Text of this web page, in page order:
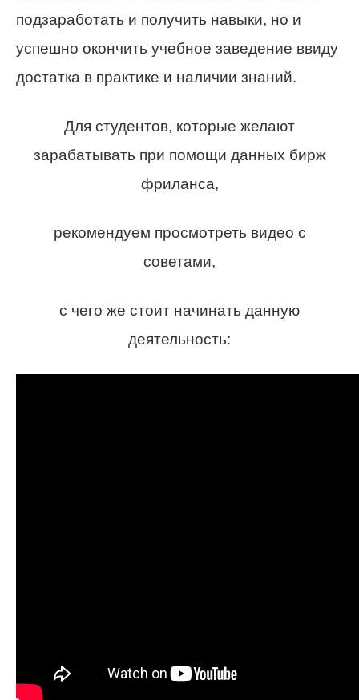
подзаработать и получить навыки, но и
успешно окончить учебное заведение ввиду
достатка в практике и наличии знаний.
Для студентов, которые желают
зарабатывать при помощи данных бирж
фриланса,
рекомендуем просмотреть видео с
советами,
с чего же стоит начинать данную
деятельность: